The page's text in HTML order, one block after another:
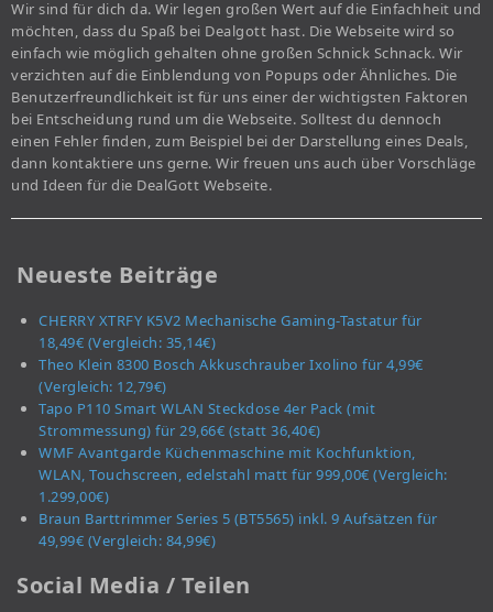
Wir sind für dich da. Wir legen großen Wert auf die Einfachheit und
möchten, dass du Spaß bei Dealgott hast. Die Webseite wird so
einfach wie möglich gehalten ohne großen Schnick Schnack. Wir
verzichten auf die Einblendung von Popups oder Ähnliches. Die
Benutzerfreundlichkeit ist für uns einer der wichtigsten Faktoren
bei Entscheidung rund um die Webseite. Solltest du dennoch
einen Fehler finden, zum Beispiel bei der Darstellung eines Deals,
dann kontaktiere uns gerne. Wir freuen uns auch über Vorschläge
und Ideen für die DealGott Webseite.
Neueste Beiträge
CHERRY XTRFY K5V2 Mechanische Gaming-Tastatur für
18,49€ (Vergleich: 35,14€)
Theo Klein 8300 Bosch Akkuschrauber Ixolino für 4,99€
(Vergleich: 12,79€)
Tapo P110 Smart WLAN Steckdose 4er Pack (mit
Strommessung) für 29,66€ (statt 36,40€)
WMF Avantgarde Küchenmaschine mit Kochfunktion,
WLAN, Touchscreen, edelstahl matt für 999,00€ (Vergleich:
1.299,00€)
Braun Barttrimmer Series 5 (BT5565) inkl. 9 Aufsätzen für
49,99€ (Vergleich: 84,99€)
Social Media / Teilen